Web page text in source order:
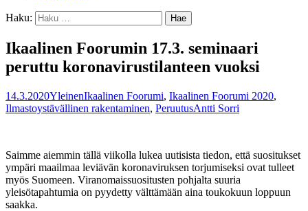
Haku:
Ikaalinen Foorumin 17.3. seminaari
peruttu koronavirustilanteen vuoksi
14.3.2020YleinenIkaalinen Foorumi, Ikaalinen Foorumi 2020,
Ilmastoystävällinen rakentaminen, PeruutusAntti Sorri
Saimme aiemmin tällä viikolla lukea uutisista tiedon, että suositukset
ympäri maailmaa leviävän koronaviruksen torjumiseksi ovat tulleet
myös Suomeen. Viranomaissuositusten pohjalta suuria
yleisötapahtumia on pyydetty välttämään aina toukokuun loppuun
saakka.